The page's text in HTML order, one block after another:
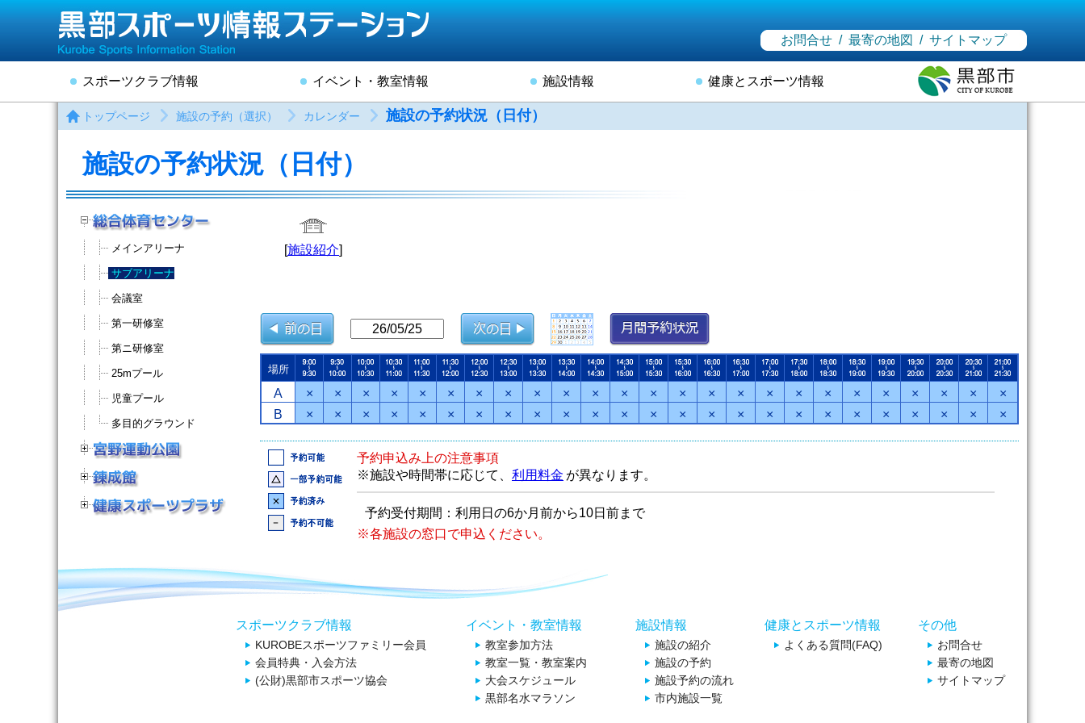
お問合せ / 最寄の地図 / サイトマップ
スポーツクラブ情報 イベント・教室情報 施設情報 健康とスポーツ情報
トップページ 施設の予約（選択） カレンダー 施設の予約状況（日付）
施設の予約状況（日付）
メインアリーナ
サブアリーナ
会議室
第一研修室
第ニ研修室
25mプール
児童プール
多目的グラウンド
[施設紹介]
場所
A × × × × × × × × × × × × × × × × × × × × × × × ×
×
B
× × × × × × × × × × × × × × × × × × × × × × × × ×
予約申込み上の注意事項
※施設や時間帯に応じて、 利用料金 が異なります。
予約受付期間：利用日の6か月前から10日前まで
※各施設の窓口で申込ください。
スポーツクラブ情報
KUROBEスポーツファミリー会員
会員特典・入会方法
(公財)黒部市スポーツ協会
イベント・教室情報
教室参加方法
教室一覧・教室案内
大会スケジュール
黒部名水マラソン
施設情報
施設の紹介
施設の予約
施設予約の流れ
市内施設一覧
健康とスポーツ情報
よくある質問(FAQ)
その他
お問合せ
最寄の地図
サイトマップ